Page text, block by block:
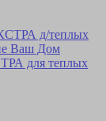
для теплых